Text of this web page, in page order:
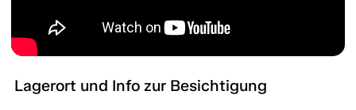
Lagerort und Info zur Besichtigung